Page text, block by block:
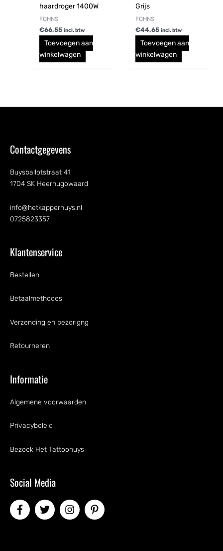
haardroger 1400W
FOHNS
€66,55 incl. btw
Toevoegen aan
winkelwagen
Grijs
FOHNS
€44,65 incl. btw
Toevoegen aan
winkelwagen
Contactgegevens
Buysballotstraat 41
1704 SK Heerhugowaard
info@hetkapperhuys.nl
0725823357
Klantenservice
Bestellen
Betaalmethodes
Verzending en bezorigng
Retourneren
Informatie
Algemene voorwaarden
Privacybeleid
Bezoek Het Tattoohuys
Social Media